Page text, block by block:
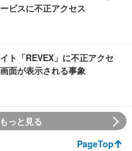
ビスに不正アクセス
ト「REVEX」に不正アクセ
面が表示される事象
っと見る
PageTop